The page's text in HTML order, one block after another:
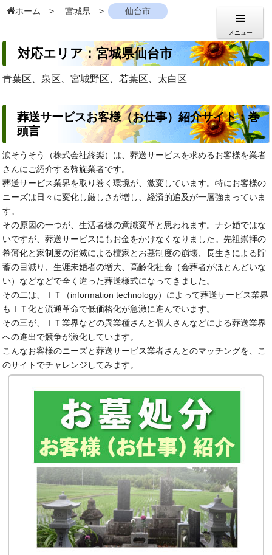
メニュー
ホーム 宮城県 仙台市
対応エリア：宮城県仙台市
青葉区、泉区、宮城野区、若葉区、太白区
葬送サービスお客様（お仕事）紹介サイト：巻
頭言
涙そうそう（株式会社終楽）は、葬送サービスを求めるお客様を業者
さんにご紹介する斡旋業者です。
葬送サービス業界を取り巻く環境が、激変しています。特にお客様の
ニーズは日々に変化し厳しさが増し、経済的追及が一層強まっていま
す。
その原因の一つが、生活者様の意識変革と思われます。ナシ婚ではな
いですが、葬送サービスにもお金をかけなくなりました。先祖崇拝の
希薄化と家制度の消滅による檀家とお墓制度の崩壊、長生きによる貯
蓄の目減り、生涯未婚者の増大、高齢化社会（会葬者がほとんどいな
い）などなどで全く違った葬送様式になってきました。
その二は、ＩＴ（information technology）によって葬送サービス業界
もＩＴ化と流通革命で低価格化が急激に進んでいます。
その三が、ＩＴ業界などの異業種さんと個人さんなどによる葬送業界
への進出で競争が激化しています。
こんなお客様のニーズと葬送サービス業者さんとのマッチングを、こ
のサイトでチャレンジしてみます。